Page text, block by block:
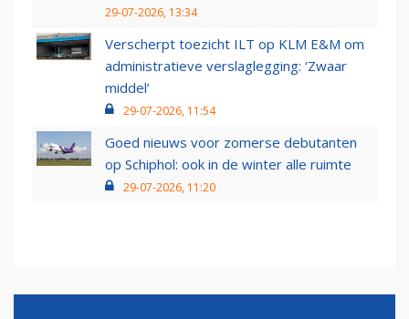
29-07-2026, 13:34
Verscherpt toezicht ILT op KLM E&M om
administratieve verslaglegging: ‘Zwaar
middel’
29-07-2026, 11:54
Goed nieuws voor zomerse debutanten
op Schiphol: ook in de winter alle ruimte
29-07-2026, 11:20